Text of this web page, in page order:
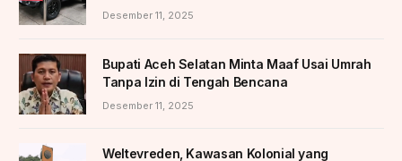
Desember 11, 2025
Bupati Aceh Selatan Minta Maaf Usai Umrah
Tanpa Izin di Tengah Bencana
Desember 11, 2025
Weltevreden, Kawasan Kolonial yang